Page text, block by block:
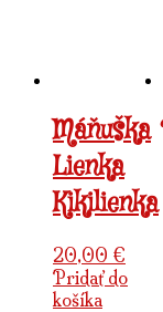
Máňuška
Lienka
Kikilienka
20,00 €
Pridať do
košíka